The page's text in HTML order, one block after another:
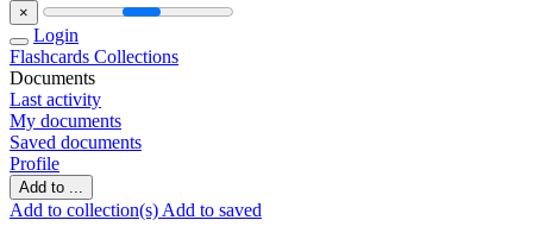
×
Login
Flashcards Collections
Documents
Last activity
My documents
Saved documents
Profile
Add to ...
Add to collection(s) Add to saved